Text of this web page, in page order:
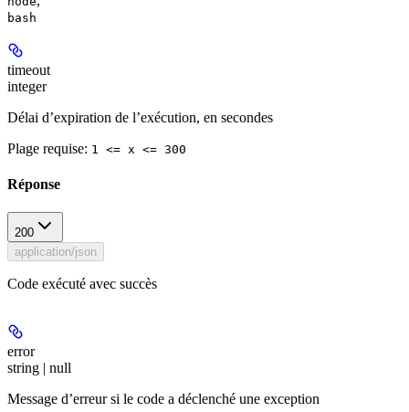
bash
timeout
integer
Délai d’expiration de l’exécution, en secondes
Plage requise: 1 <= x <= 300
Réponse
200
application/json
Code exécuté avec succès
error
string | null
Message d’erreur si le code a déclenché une exception